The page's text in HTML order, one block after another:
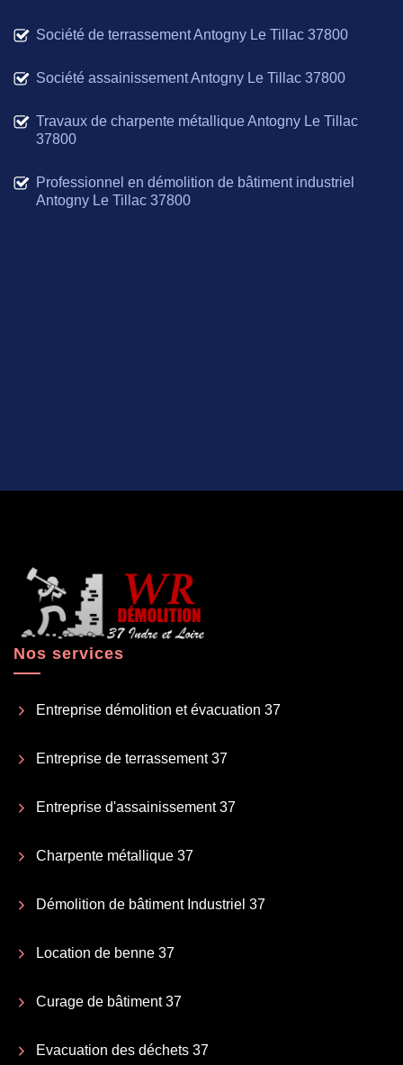
Société de terrassement Antogny Le Tillac 37800
Société assainissement Antogny Le Tillac 37800
Travaux de charpente métallique Antogny Le Tillac
37800
Professionnel en démolition de bâtiment industriel
Antogny Le Tillac 37800
Nos services
Entreprise démolition et évacuation 37
Entreprise de terrassement 37
Entreprise d'assainissement 37
Charpente métallique 37
Démolition de bâtiment Industriel 37
Location de benne 37
Curage de bâtiment 37
Evacuation des déchets 37